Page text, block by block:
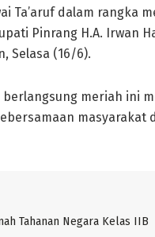
Ta’aruf dalam rangka
Pinrang H.A. Irwan
Selasa (16/6).
berlangsung meriah ini
Tahanan Negara Kelas IIB